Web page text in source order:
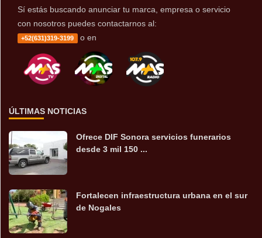
Sí estás buscando anunciar tu marca, empresa o servicio
con nosotros puedes contactarnos al:
+52(631)319-3199 o en
ÚLTIMAS NOTICIAS
Ofrece DIF Sonora servicios funerarios
desde 3 mil 150 ...
Fortalecen infraestructura urbana en el sur
de Nogales